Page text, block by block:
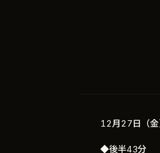
12月27日（金
◆後半43分